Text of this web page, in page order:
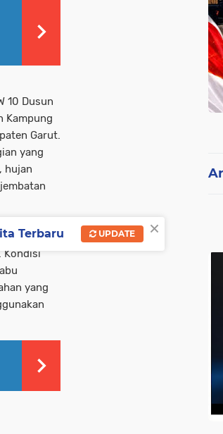
10 Dusun
Kampung
Garut.
yang
hujan
publik dan
Kondisi
yang
×
Terbaru UPDATE